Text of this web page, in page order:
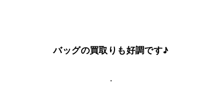
バッグの買取りも好調です♪
・